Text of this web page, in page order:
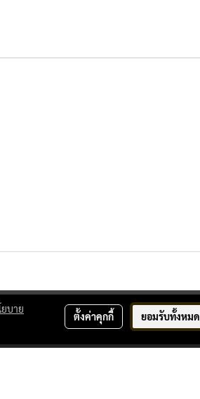
ยบาย
ตั้งค่าคุกกี้ ยอมรับทั้งหมด